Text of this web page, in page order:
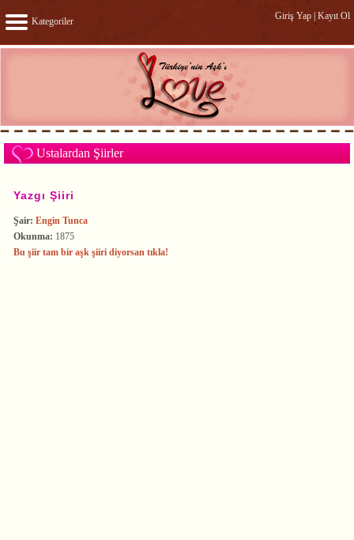
Kategoriler Giriş Yap Kayıt Ol
Ustalardan Şiirler
Yazgı Şiiri
Şair: Engin Tunca
Okunma: 1875
Bu şiir tam bir aşk şiiri diyorsan tıkla!